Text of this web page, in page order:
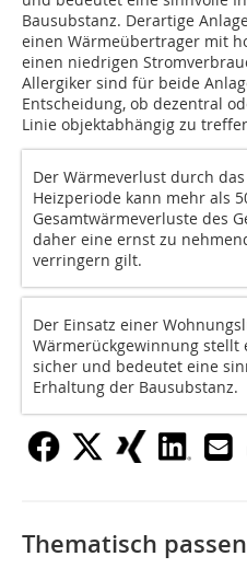
Bausubstanz. Derartige
einen Wärmeübertrager mit
einen niedrigen
Allergiker sind für beide
Entscheidung, ob dezentral
Linie objektabhängig zu
Der Wärmeverlust durch
Heizperiode kann mehr als
Gesamtwärmeverluste des
daher eine ernst zu
verringern gilt.
Der Einsatz einer
Wärmerückgewinnung stellt
sicher und bedeutet eine
Erhaltung der Bausubstanz.
Thematisch